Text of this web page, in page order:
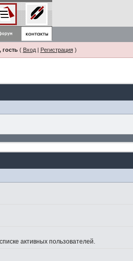
гость( Вход| Регистрация)
активных пользователей.